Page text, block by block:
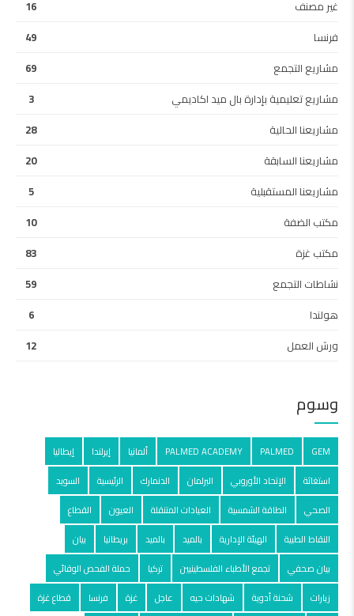
غير مصنف
16
فرنسا
49
مشاريع التجمع
69
مشاريع تعليمية بإدارة بال ميد اكاديمي
3
مشاريعنا الحالية
28
مشاريعنا السابقة
20
مشاريعنا المستقبلية
5
مكتب الضفة
10
مكتب غزة
83
نشاطات التجمع
59
هولندا
6
ورش العمل
12
وسوم
GEM
PALMED
PALMED ACADEMY ألمانيا إيرلندا
إيطاليا
استغاثة
الإتحاد الأوروبي البرلمان الدنمارك الرئيسية
السويد
الصحي
الطاقة الشمسية العيادات المتنقلة العيون
القطاع
النقاط الطبية
الهيئة الإدارية بالميد بالمید بريطانيا
بيان
بيان صحفي
تجمع الأطباء الفلسطينيين تركيا
حملة الفحص الوقائي
زيارات
شحنة أدوية شهادات حيه عاجل غزة فرنسا قطاع غزة